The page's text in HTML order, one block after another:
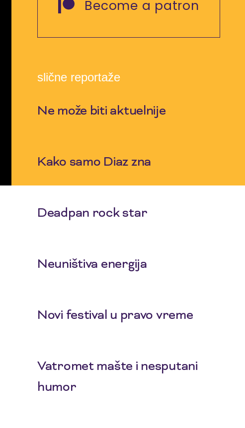
Become a patron
slične reportaže
Ne može biti aktuelnije
Kako samo Diaz zna
Deadpan rock star
Neuništiva energija
Novi festival u pravo vreme
Vatromet mašte i nesputani
humor